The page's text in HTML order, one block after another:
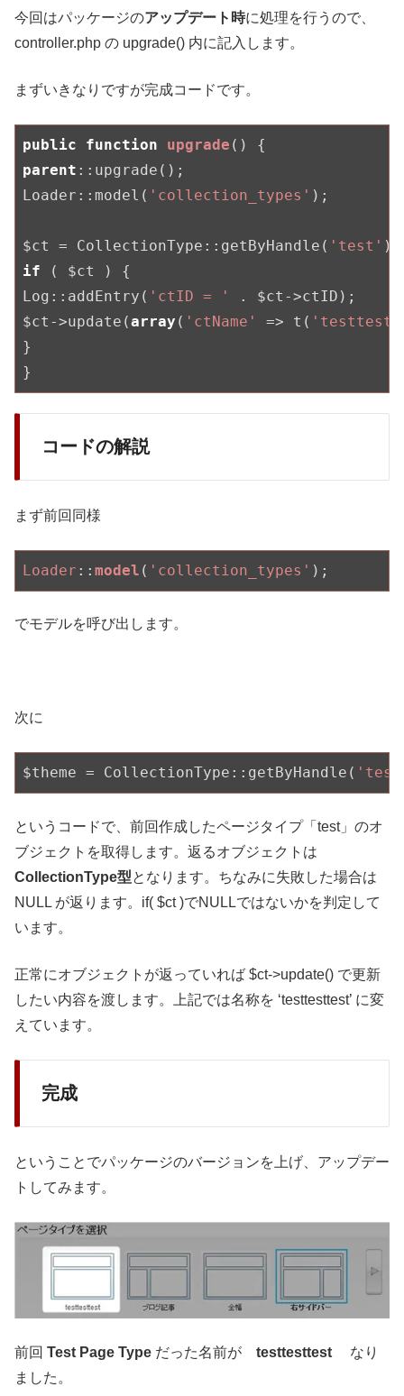
今回はパッケージのアップデート時に処理を行うので、
controller.php の upgrade() 内に記入します。
まずいきなりですが完成コードです。
public function upgrade ()
parent ::upgrade();
Loader::model( 'collection_types' );
$ct = CollectionType::getByHandle( 'test'
if ( $ct ) {
Log::addEntry( 'ctID = '
. $ct->ctID);
$ct->update(array ( 'ctName' => t(
}
コードの解説
まず前回同様
Loader :: model ( 'collection_types'
でモデルを呼び出します。
次に
$theme = CollectionType::getByHandle(
というコードで、前回作成したページタイプ「test」のオ
ブジェクトを取得します。返るオブジェクトは
CollectionType型となります。ちなみに失敗した場合は
NULL が返ります。if( $ct )でNULLではないかを判定して
います。
正常にオブジェクトが返っていれば $ct->update() で更新
したい内容を渡します。上記では名称を ‘testtesttest’ に変
えています。
完成
ということでパッケージのバージョンを上げ、アップデー
トしてみます。
前回 Test Page Type だった名前が testtesttest なり
ました。